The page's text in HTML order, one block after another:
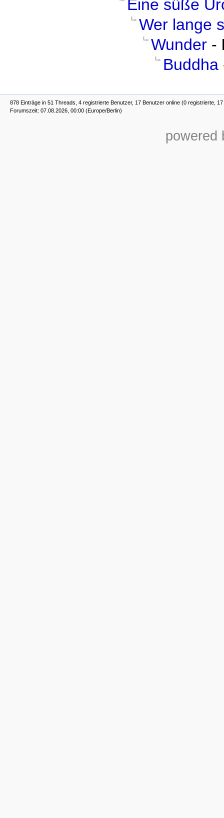
Eine süße
Wer lange
Wunder -
Buddha
878 Einträge in 51 Threads, 4 registrierte Benutzer, 17 Benutzer online (0 registrierte,
Forumszeit: 07.08.2026, 00:00 (Europe/Berlin)
powered